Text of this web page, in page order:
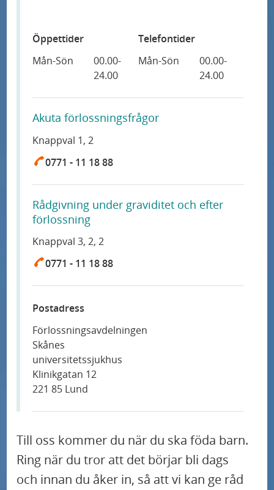
Öppettider
Mån-Sön
00.00-
24.00
Telefontider
Mån-Sön
00.00-
24.00
Akutaförlossningsfrågor
Knappval 1, 2
0771 - 11 18 88
Rådgivning under graviditet och efter
förlossning
Knappval 3, 2, 2
0771 - 11 18 88
Postadress
Förlossningsavdelningen
Skånes
universitetssjukhus
Klinikgatan 12
221 85 Lund
Till oss kommer du när du ska föda barn.
Ring när du tror att det börjar bli dags
och innan du åker in, så att vi kan ge råd